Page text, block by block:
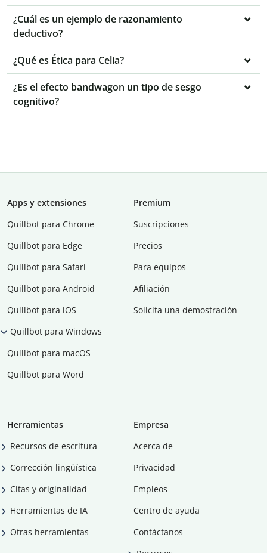
¿Cuál es un ejemplo de razonamiento
deductivo?
¿Qué es Ética para Celia?
¿Es el efecto bandwagon un tipo de sesgo
cognitivo?
Apps y extensiones
Quillbot para Chrome
Quillbot para Edge
Quillbot para Safari
Quillbot para Android
Quillbot para iOS
Quillbot para Windows
Quillbot para macOS
Quillbot para Word
Premium
Suscripciones
Precios
Para equipos
Afiliación
Solicita una demostración
Herramientas
Recursos de escritura
Corrección lingüística
Citas y originalidad
Herramientas de IA
Otras herramientas
Empresa
Acerca de
Privacidad
Empleos
Centro de ayuda
Contáctanos